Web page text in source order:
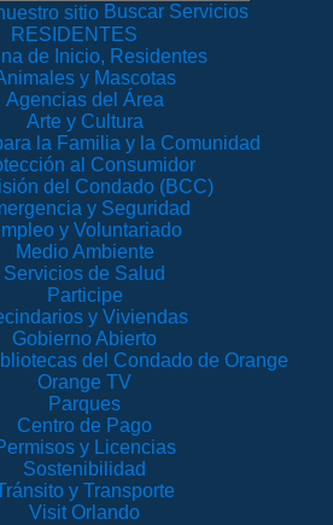
Buscar Servicios
RESIDENTES
de Inicio, Residentes
y Mascotas
Agencias del Área
Arte y Cultura
la Familia y la Comunidad
al Consumidor
del Condado (BCC)
y Seguridad
y Voluntariado
Medio Ambiente
Servicios de Salud
Participe
y Viviendas
Gobierno Abierto
del Condado de Orange
Orange TV
Parques
Centro de Pago
y Licencias
Sostenibilidad
y Transporte
Visit Orlando